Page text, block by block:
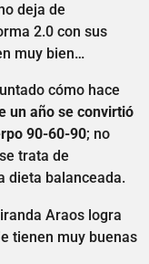
deja de
2.0 con sus
muy bien…
cómo hace
un año se convirtió
90-60-90; no
trata de
dieta balanceada.
Araos logra
tienen muy buenas